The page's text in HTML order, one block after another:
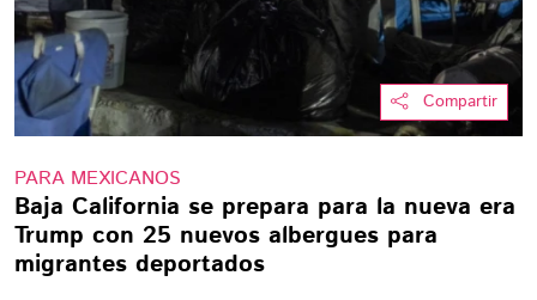
Compartir
PARA MEXICANOS
Baja California se prepara para la nueva era
Trump con 25 nuevos albergues para
migrantes deportados